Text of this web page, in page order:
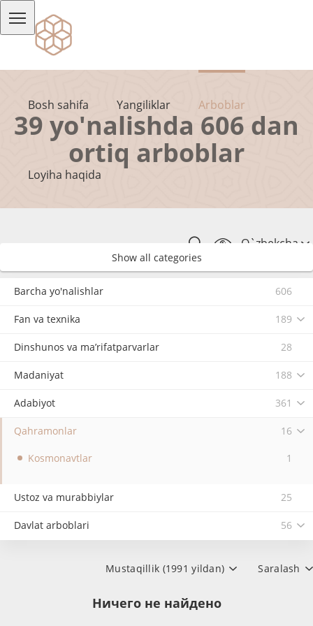
Bosh sahifa Yangiliklar Arboblar
Loyiha haqida
O`zbekcha
39 yo'nalishda 606 dan
ortiq arboblar
Show all categories
Barcha yo'nalishlar 606
Fan va texnika 189
Dinshunos va ma’rifatparvarlar 28
Madaniyat 188
Adabiyot 361
Qahramonlar 16
Kosmonavtlar 1
Ustoz va murabbiylar 25
Davlat arboblari 56
Saralash
Mustaqillik (1991 yildan)
Ничего не найдено